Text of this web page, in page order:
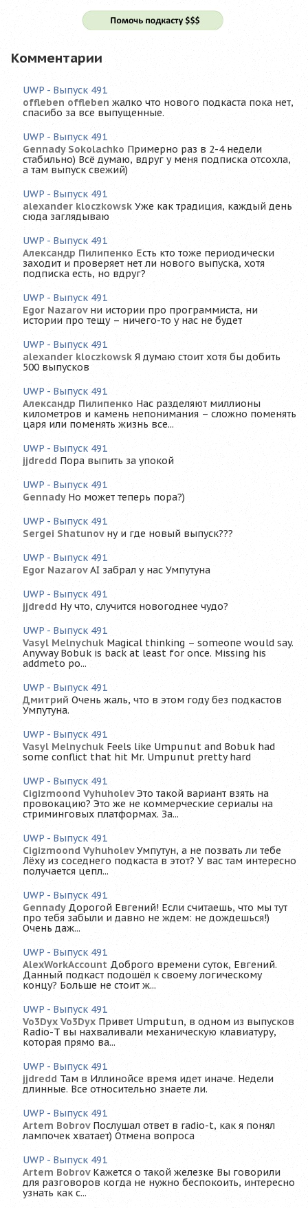
Комментарии
UWP - Выпуск 491
offleben offleben жалко что нового подкаста пока нет,
спасибо за все выпущенные.
UWP - Выпуск 491
Gennady Sokolachko Примерно раз в 2-4 недели
стабильно) Всё думаю, вдруг у меня подписка отсохла,
а там выпуск свежий)
UWP - Выпуск 491
alexander kloczkowsk Уже как традиция, каждый день
сюда заглядываю
UWP - Выпуск 491
Александр Пилипенко Есть кто тоже периодически
заходит и проверяет нет ли нового выпуска, хотя
подписка есть, но вдруг?
UWP - Выпуск 491
Egor Nazarov ни истории про программиста, ни
истории про тещу – ничего-то у нас не будет
UWP - Выпуск 491
alexander kloczkowsk Я думаю стоит хотя бы добить
500 выпусков
UWP - Выпуск 491
Александр Пилипенко Нас разделяют миллионы
километров и камень непонимания – сложно поменять
царя или поменять жизнь все...
UWP - Выпуск 491
jjdredd Пора выпить за упокой
UWP - Выпуск 491
Gennady Но может теперь пора?)
UWP - Выпуск 491
Sergei Shatunov ну и где новый выпуск???
UWP - Выпуск 491
Egor Nazarov AI забрал у нас Умпутуна
UWP - Выпуск 491
jjdredd Ну что, случится новогоднее чудо?
UWP - Выпуск 491
Vasyl Melnychuk Magical thinking – someone would say.
Anyway Bobuk is back at least for once. Missing his
addmeto po...
UWP - Выпуск 491
Дмитрий Очень жаль, что в этом году без подкастов
Умпутуна.
UWP - Выпуск 491
Vasyl Melnychuk Feels like Umpunut and Bobuk had
some conflict that hit Mr. Umpunut pretty hard
UWP - Выпуск 491
Cigizmoond Vyhuholev Это такой вариант взять на
провокацию? Это же не коммерческие сериалы на
стриминговых платформах. За...
UWP - Выпуск 491
Cigizmoond Vyhuholev Умпутун, а не позвать ли тебе
Лёху из соседнего подкаста в этот? У вас там интересно
получается цепл...
UWP - Выпуск 491
Gennady Дорогой Евгений! Если считаешь, что мы тут
про тебя забыли и давно не ждем: не дождешься!)
Очень даж...
UWP - Выпуск 491
AlexWorkAccount Доброго времени суток, Евгений.
Данный подкаст подошёл к своему логическому
концу? Больше не стоит ж...
UWP - Выпуск 491
Vo3Dyx Vo3Dyx Привет Umputun, в одном из выпусков
Radio-T вы нахваливали механическую клавиатуру,
которая прямо ва...
UWP - Выпуск 491
jjdredd Там в Иллинойсе время идет иначе. Недели
длинные. Все относительно знаете ли.
UWP - Выпуск 491
Artem Bobrov Послушал ответ в radio-t, как я понял
лампочек хватает) Отмена вопроса
UWP - Выпуск 491
Artem Bobrov Кажется о такой железке Вы говорили
для разговоров когда не нужно беспокоить, интересно
узнать как с...